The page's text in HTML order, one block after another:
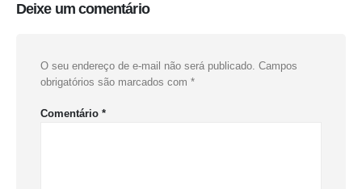
Deixe um comentário
O seu endereço de e-mail não será publicado. Campos
obrigatórios são marcados com *
Comentário *